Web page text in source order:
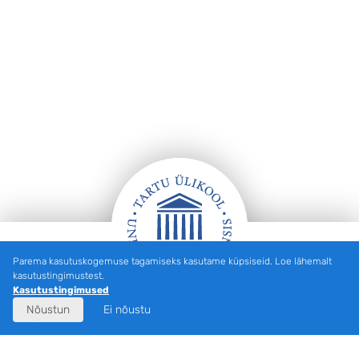
Jalus
Parema kasutuskogemuse tagamiseks kasutame küpsiseid. Loe lähemalt
kasutustingimustest.
Kasutustingimused
Nõustun Ei nõustu